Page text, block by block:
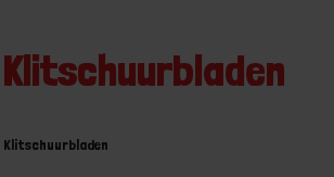
Klitschuurbladen
Klitschuurbladen